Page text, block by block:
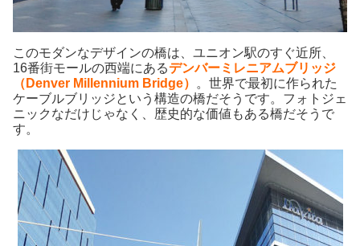
このモダンなデザインの橋は、ユニオン駅のすぐ近所、
16番街モールの西端にあるデンバーミレニアムブリッジ
（Denver Millennium Bridge）
。世界で最初に作られた
ケーブルブリッジという構造の橋だそうです。フォトジェ
ニックなだけじゃなく、歴史的な価値もある橋だそうで
す。